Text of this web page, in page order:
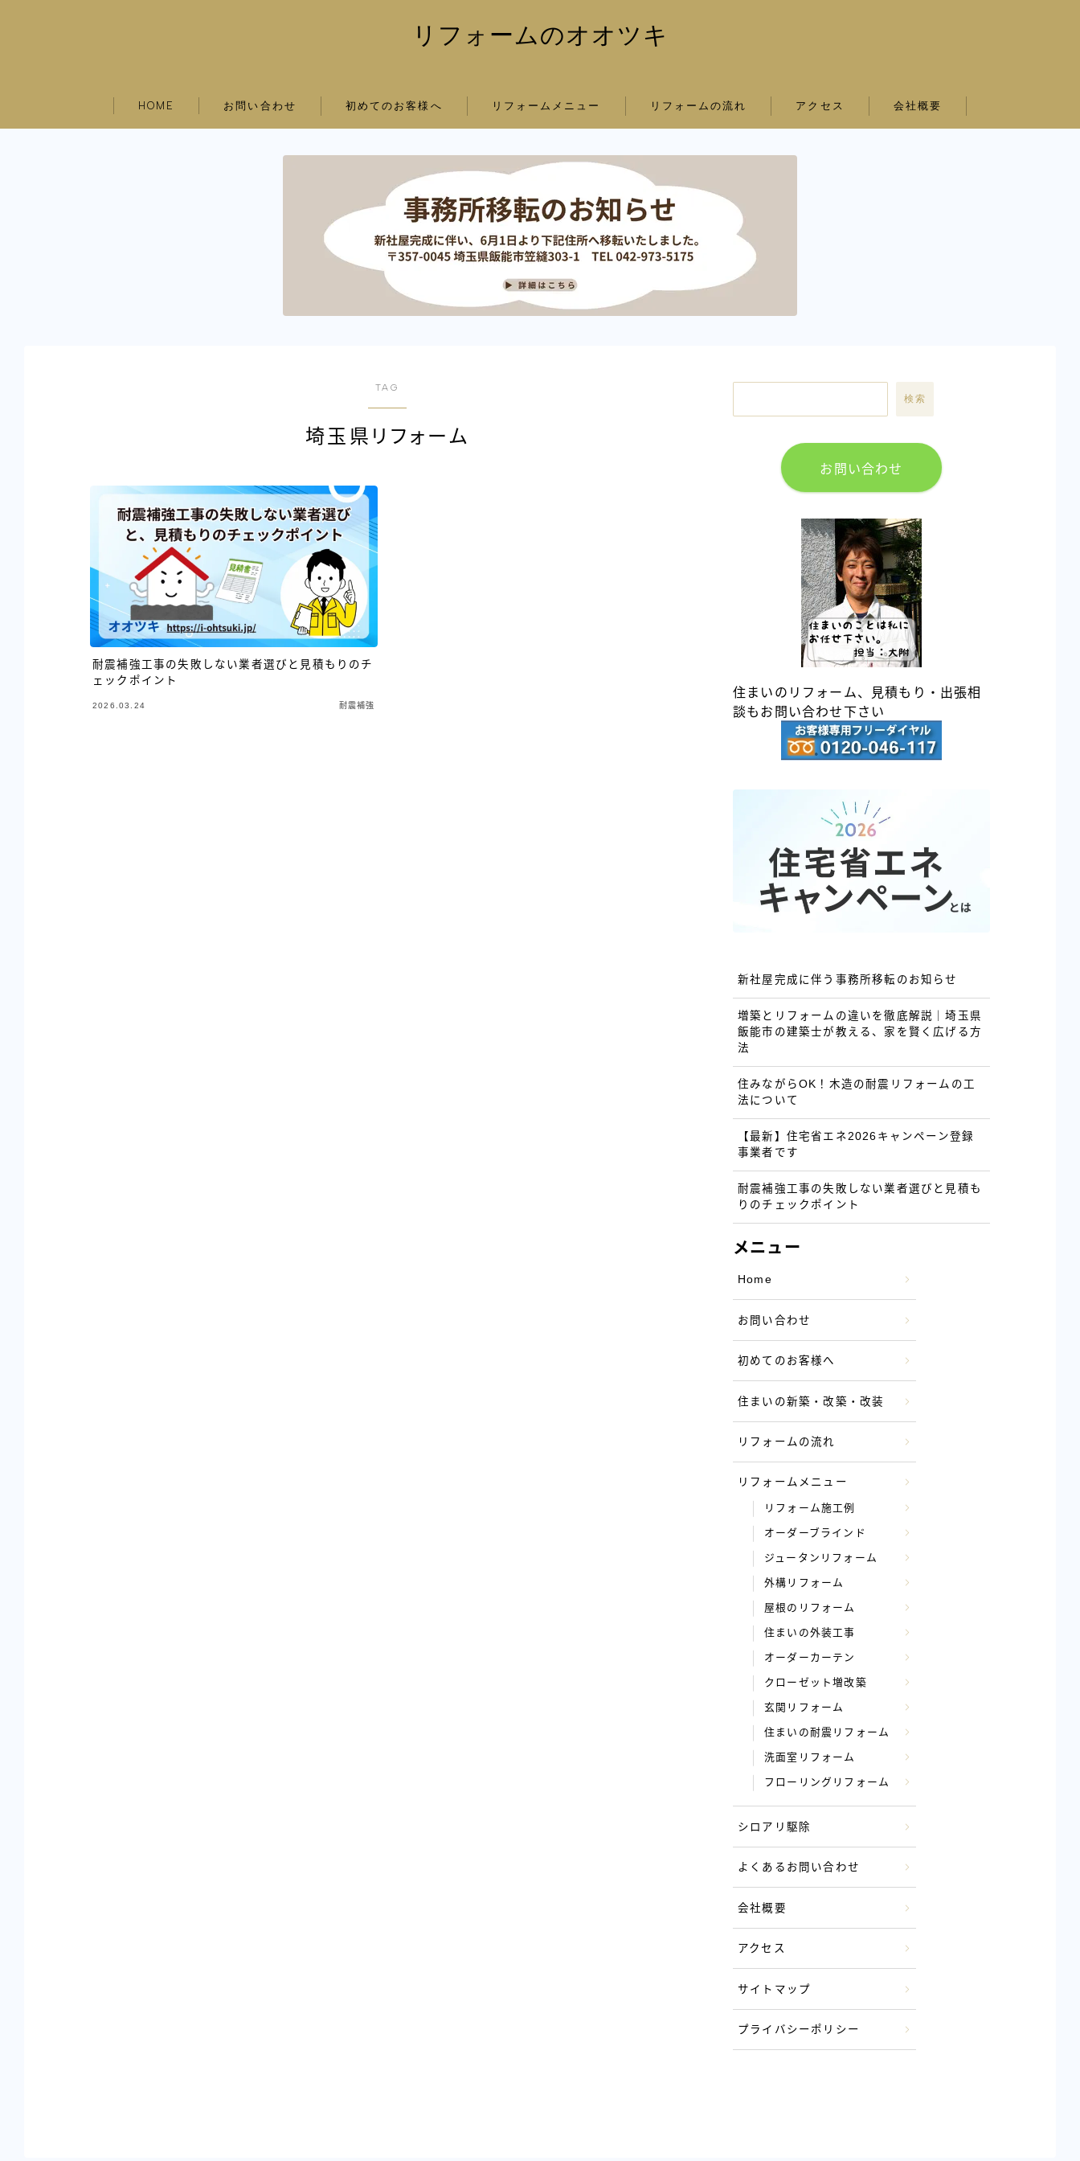
リフォームのオオツキ
HOME お問い合わせ 初めてのお客様へ リフォームメニュー リフォームの流れ アクセス 会社概要
TAG
埼玉県リフォーム
耐震補強工事の失敗しない業者選びと見積もりのチ
ェックポイント
2026.03.24 耐震補強
検索
お問い合わせ
住まいのリフォーム、見積もり・出張相
談もお問い合わせ下さい
新社屋完成に伴う事務所移転のお知らせ
増築とリフォームの違いを徹底解説｜埼玉県
飯能市の建築士が教える、家を賢く広げる方
法
住みながらOK！木造の耐震リフォームの工
法について
【最新】住宅省エネ2026キャンペーン登録
事業者です
耐震補強工事の失敗しない業者選びと見積も
りのチェックポイント
メニュー
Home
お問い合わせ
初めてのお客様へ
住まいの新築・改築・改装
リフォームの流れ
リフォームメニュー
リフォーム施工例
オーダーブラインド
ジュータンリフォーム
外構リフォーム
屋根のリフォーム
住まいの外装工事
オーダーカーテン
クローゼット増改築
玄関リフォーム
住まいの耐震リフォーム
洗面室リフォーム
フローリングリフォーム
シロアリ駆除
よくあるお問い合わせ
会社概要
アクセス
サイトマップ
プライバシーポリシー